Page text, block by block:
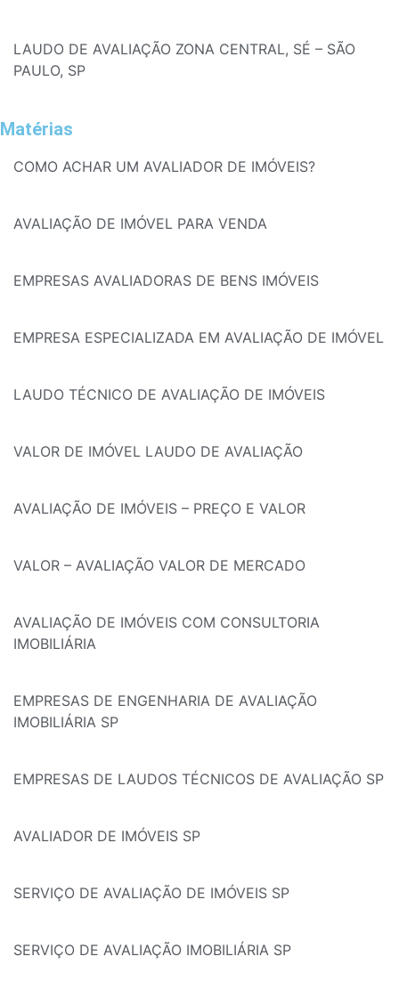
LAUDO DE AVALIAÇÃO ZONA CENTRAL, SÉ – SÃO
PAULO, SP
Matérias
COMO ACHAR UM AVALIADOR DE IMÓVEIS?
AVALIAÇÃO DE IMÓVEL PARA VENDA
EMPRESAS AVALIADORAS DE BENS IMÓVEIS
EMPRESA ESPECIALIZADA EM AVALIAÇÃO DE IMÓVEL
LAUDO TÉCNICO DE AVALIAÇÃO DE IMÓVEIS
VALOR DE IMÓVEL LAUDO DE AVALIAÇÃO
AVALIAÇÃO DE IMÓVEIS – PREÇO E VALOR
VALOR – AVALIAÇÃO VALOR DE MERCADO
AVALIAÇÃO DE IMÓVEIS COM CONSULTORIA
IMOBILIÁRIA
EMPRESAS DE ENGENHARIA DE AVALIAÇÃO
IMOBILIÁRIA SP
EMPRESAS DE LAUDOS TÉCNICOS DE AVALIAÇÃO SP
AVALIADOR DE IMÓVEIS SP
SERVIÇO DE AVALIAÇÃO DE IMÓVEIS SP
SERVIÇO DE AVALIAÇÃO IMOBILIÁRIA SP